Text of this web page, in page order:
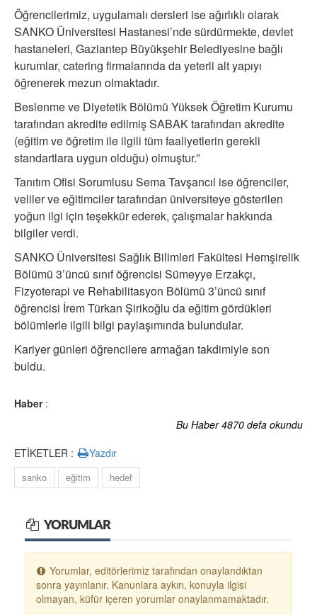
Öğrencilerimiz, uygulamalı dersleri ise ağırlıklı olarak
SANKO Üniversitesi Hastanesi’nde sürdürmekte, devlet
hastaneleri, Gaziantep Büyükşehir Belediyesine bağlı
kurumlar, catering firmalarında da yeterli alt yapıyı
öğrenerek mezun olmaktadır.
Beslenme ve Diyetetik Bölümü Yüksek Öğretim Kurumu
tarafından akredite edilmiş SABAK tarafından akredite
(eğitim ve öğretim ile ilgili tüm faaliyetlerin gerekli
standartlara uygun olduğu) olmuştur.”
Tanıtım Ofisi Sorumlusu Sema Tavşancıl ise öğrenciler,
veliler ve eğitimciler tarafından üniversiteye gösterilen
yoğun ilgi için teşekkür ederek, çalışmalar hakkında
bilgiler verdi.
SANKO Üniversitesi Sağlık Bilimleri Fakültesi Hemşirelik
Bölümü 3’üncü sınıf öğrencisi Sümeyye Erzakçı,
Fizyoterapi ve Rehabilitasyon Bölümü 3’üncü sınıf
öğrencisi İrem Türkan Şirikoğlu da eğitim gördükleri
bölümlerle ilgili bilgi paylaşımında bulundular.
Kariyer günleri öğrencilere armağan takdimiyle son
buldu.
Haber:
Bu Haber 4870 defa okundu
ETİKETLER :
Yazdır
sanko eğitim hedef
YORUMLAR
Yorumlar, editörlerimiz tarafından onaylandıktan
sonra yayınlanır. Kanunlara aykırı, konuyla ilgisi
olmayan, küfür içeren yorumlar onaylanmamaktadır.